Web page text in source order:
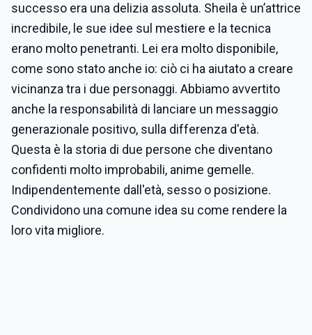
successo era una delizia assoluta. Sheila è un’attrice
incredibile, le sue idee sul mestiere e la tecnica
erano molto penetranti. Lei era molto disponibile,
come sono stato anche io: ciò ci ha aiutato a creare
vicinanza tra i due personaggi. Abbiamo avvertito
anche la responsabilità di lanciare un messaggio
generazionale positivo, sulla differenza d'età.
Questa è la storia di due persone che diventano
confidenti molto improbabili, anime gemelle.
Indipendentemente dall'età, sesso o posizione.
Condividono una comune idea su come rendere la
loro vita migliore.